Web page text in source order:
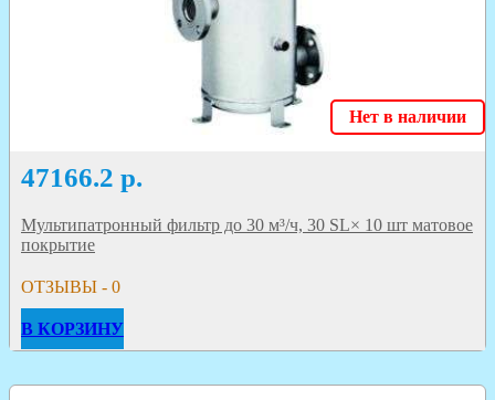
Нет в наличии
47166.2 р.
Мультипатронный фильтр до 30 м³/ч, 30 SL× 10 шт матовое
покрытие
ОТЗЫВЫ - 0
В КОРЗИНУ